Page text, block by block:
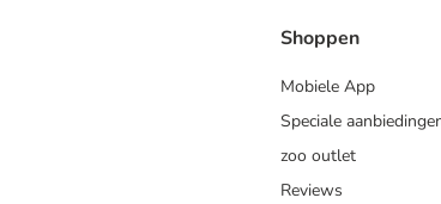
Shoppen
Mobiele App
Speciale
zoo outlet
Reviews